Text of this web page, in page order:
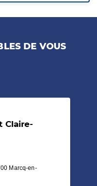
DE VOUS
Claire-
Marcq-en-